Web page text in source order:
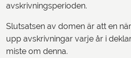
avskrivningsperioden.
Slutsatsen av domen är att en
upp avskrivningar varje år i
miste om denna.